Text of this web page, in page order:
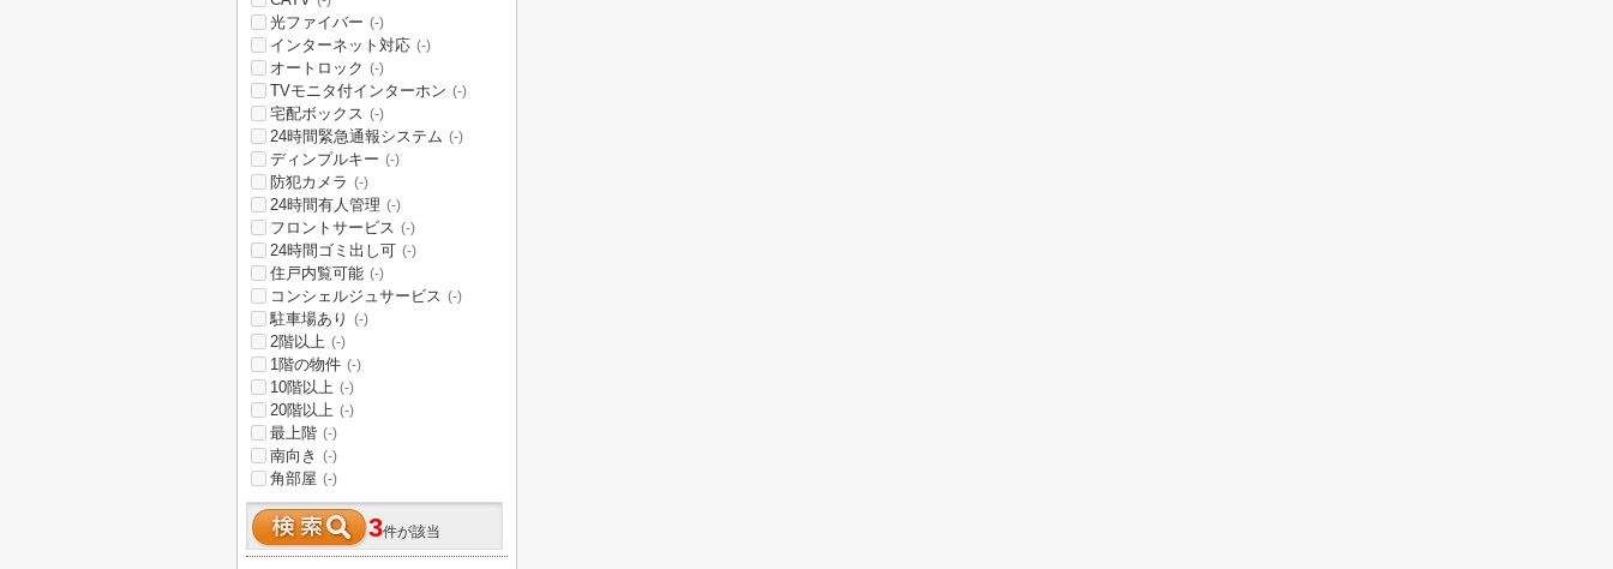
光ファイバー (-)
インターネット対応 (-)
オートロック (-)
TVモニタ付インターホン (-)
宅配ボックス (-)
24時間緊急通報システム (-)
ディンプルキー (-)
防犯カメラ (-)
24時間有人管理 (-)
フロントサービス (-)
24時間ゴミ出し可 (-)
住戸内覧可能 (-)
コンシェルジュサービス (-)
駐車場あり (-)
2階以上 (-)
1階の物件 (-)
10階以上 (-)
20階以上 (-)
最上階 (-)
南向き (-)
角部屋 (-)
3件が該当